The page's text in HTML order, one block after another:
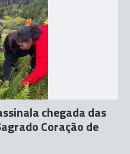
chegada das
Coração de